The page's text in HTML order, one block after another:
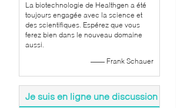
La biotechnologie de Healthgen a été
toujours engagée avec la science et
des scientifiques. Espérez que vous
ferez bien dans le nouveau domaine
aussi.
—— Frank Schauer
Je suis en ligne une discussion